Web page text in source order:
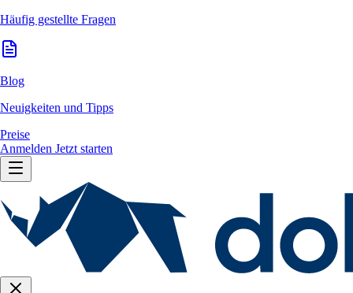
Häufig gestellte Fragen
Blog
Neuigkeiten und Tipps
Preise
Anmelden Jetzt starten